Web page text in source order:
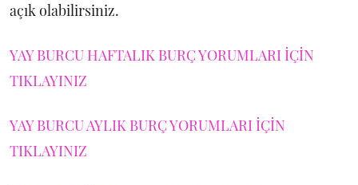
açık olabilirsiniz.
YAY BURCU HAFTALIK BURÇ YORUMLARI İÇİN
TIKLAYINIZ
YAY BURCU AYLIK BURÇ YORUMLARI İÇİN
TIKLAYINIZ